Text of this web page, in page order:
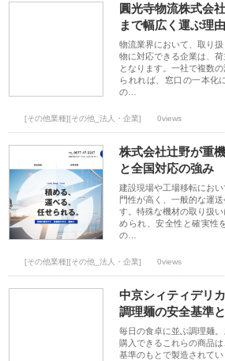
圓光寺物流株式会
まで幅広く運ぶ理由
物流業界において、取り
物に対応できる企業は、
となります。一社で複数
られれば、窓口の一本化
の…
[その他業種][その他_法人・企業] 0views
株式会社辻野が重
と全国対応の強み
建設現場や工場移転にお
門性が高く、一般的な運
す。特殊な機材の取り扱
められ、安全性と確実性
の…
[その他業種][その他_法人・企業] 0views
中京シィティデリ
調理麺の安全基準
毎日の食卓に並ぶ調理麺
購入できるこれらの商品
基準のもとで製造されて